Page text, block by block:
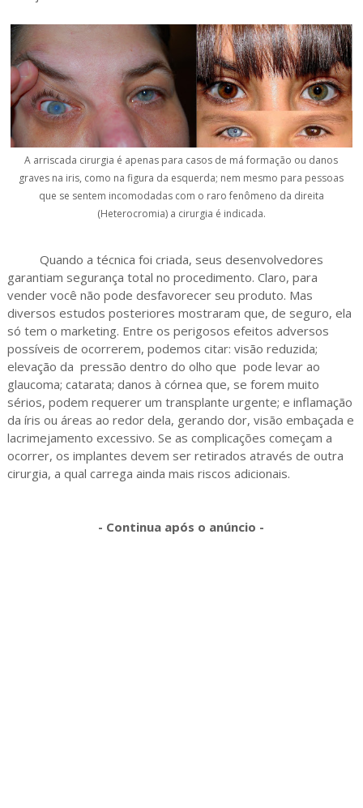
A arriscada cirurgia é apenas para casos de má formação ou danos
graves na iris, como na figura da esquerda; nem mesmo para pessoas
que se sentem incomodadas com o raro fenômeno da direita
(Heterocromia) a cirurgia é indicada.
Quando a técnica foi criada, seus desenvolvedores
garantiam segurança total no procedimento. Claro, para
vender você não pode desfavorecer seu produto. Mas
diversos estudos posteriores mostraram que, de seguro, ela
só tem o marketing. Entre os perigosos efeitos adversos
possíveis de ocorrerem, podemos citar: visão reduzida;
elevação da pressão dentro do olho que pode levar ao
glaucoma; catarata; danos à córnea que, se forem muito
sérios, podem requerer um transplante urgente; e inflamação
da íris ou áreas ao redor dela, gerando dor, visão embaçada e
lacrimejamento excessivo. Se as complicações começam a
ocorrer, os implantes devem ser retirados através de outra
cirurgia, a qual carrega ainda mais riscos adicionais.
- Continua após o anúncio -